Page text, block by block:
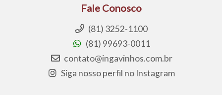
Fale Conosco
(81) 3252-1100
(81) 99693-0011
contato@ingavinhos.com.br
Siga nosso perfil no Instagram